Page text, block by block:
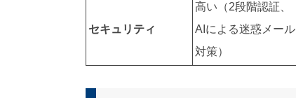
セキュリティ
高い（2段階認証、
AIによる迷惑メール
対策）